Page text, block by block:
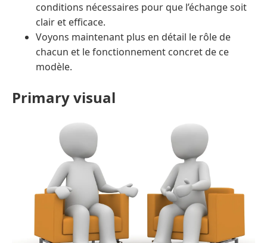
conditions nécessaires pour que l’échange soit
clair et efficace.
Voyons maintenant plus en détail le rôle de
chacun et le fonctionnement concret de ce
modèle.
Primary visual